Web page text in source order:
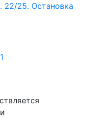
22/25. Остановка